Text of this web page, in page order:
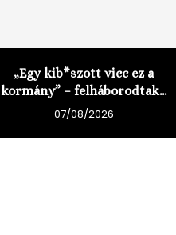
„Egy kib*szott vicc ez a
kormány” – felháborodtak...
07/08/2026